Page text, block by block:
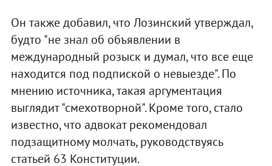
Он также добавил, что Лозинский утверждал,
будто "не знал об объявлении в
международный розыск и думал, что все еще
находится под подпиской о невыезде". По
мнению источника, такая аргументация
выглядит "смехотворной". Кроме того, стало
известно, что адвокат рекомендовал
подзащитному молчать, руководствуясь
статьей 63 Конституции.